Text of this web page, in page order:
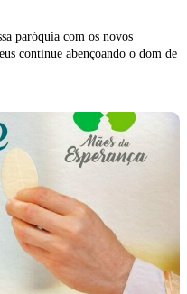
paróquia com os novos
continue abençoando o dom de